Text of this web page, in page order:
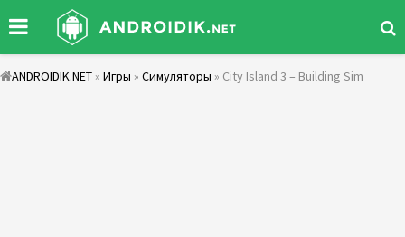
ANDROIDIK.NET » Игры » Симуляторы » City Island 3 – Building Sim